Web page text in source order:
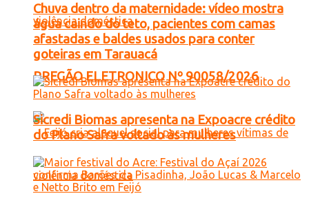
PREGÃO ELETRONICO Nº 90058/2026
Chuva dentro da maternidade: vídeo mostra
água caindo do teto, pacientes com camas
afastadas e baldes usados para conter
goteiras em Tarauacá
Sicredi Biomas apresenta na Expoacre crédito
do Plano Safra voltado às mulheres